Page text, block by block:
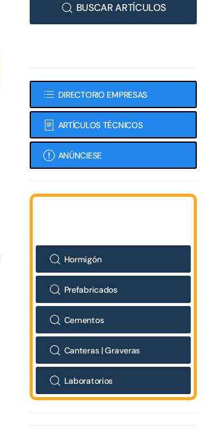
BUSCAR ARTÍCULOS
DIRECTORIO EMPRESAS
ARTÍCULOS TÉCNICOS
ANÚNCIESE
Hormigón
Prefabricados
Cementos
Canteras | Graveras
Laboratorios